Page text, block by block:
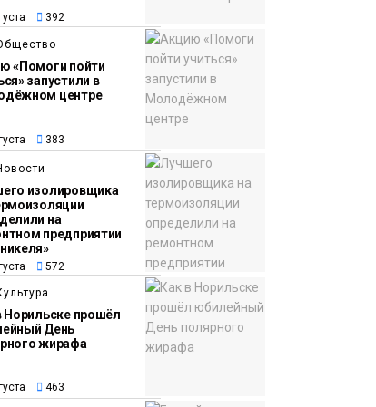
«Морозное дерби»
стартует в Норильске
3 сентября
«Привет из отпуска»:
победитель летнего
розыгрыша от
«Северного города»
получила свой приз
Торжественная
церемония
бракосочетания снова
прошла в «Башне»
392
«Помоги пойти
запустили в
центре
383
изолировщика
на
предприятии
572
Норильске прошёл
День
жирафа
463